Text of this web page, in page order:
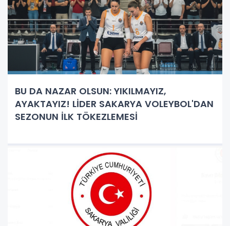
BU DA NAZAR OLSUN: YIKILMAYIZ,
AYAKTAYIZ! LİDER SAKARYA VOLEYBOL'DAN
SEZONUN İLK TÖKEZLEMESİ